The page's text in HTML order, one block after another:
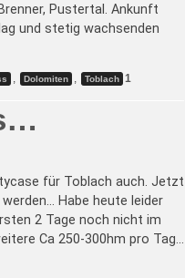
Pustertal. Ankunft
und stetig wachsenden
, Dolomiten , Toblach 1
für Toblach auch. Jetzt
Habe heute leider
2 Tage noch nicht im
Ca 250-300hm pro Tag…